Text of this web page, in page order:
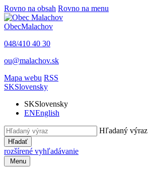
Rovno na obsah Rovno na menu
ObecMalachov
048/410 40 30
ou@malachov.sk
Mapa webu RSS
SKSlovensky
SKSlovensky
ENEnglish
Hľadaný výraz
Hľadať
rozšírené vyhľadávanie
Menu